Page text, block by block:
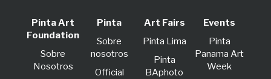
Pinta Art
Foundation
Sobre
Nosotros
Pinta
Sobre
nosotros
Official
Art Fairs
Pinta Lima
Pinta
BAphoto
Events
Pinta
Panama Art
Week